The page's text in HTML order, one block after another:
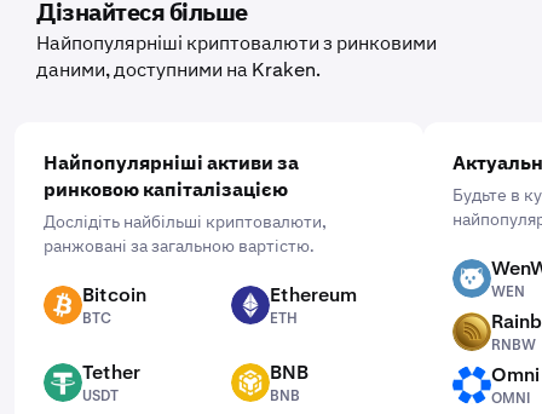
Дізнайтеся більше
Найпопулярніші криптовалюти з ринковими
даними, доступними на Kraken.
Найпопулярніші активи за
ринковою капіталізацією
Дослідіть найбільші криптовалюти,
ранжовані за загальною вартістю.
BTC Bitcoin
BTC
ETH Ethereum
ETH
USDT Tether
USDT
BNB BNB
BNB
Будьте в
WEN
WEN
RNBW
RNBW
Omni
OMNI